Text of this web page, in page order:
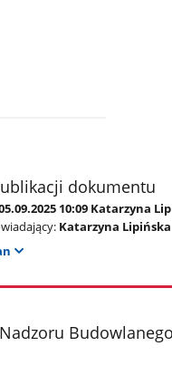
dokumentu
10:09 Katarzyna
Katarzyna Lipińska
Budowlanego